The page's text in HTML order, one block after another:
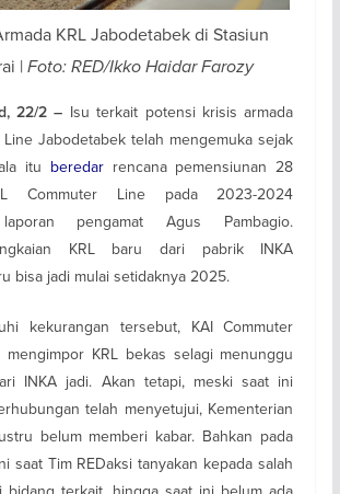
KRL Jabodetabek di Stasiun
| Foto: RED/Ikko Haidar Farozy
22/2 – Isu terkait potensi krisis armada
Line Jabodetabek telah mengemuka sejak
itu beredarrencana pemensiunan 28
Commuter Line pada 2023-2024
pengamat Agus Pambagio.
KRL baru dari pabrik INKA
bisa jadi mulai setidaknya 2025.
kekurangan tersebut, KAI Commuter
mengimpor KRL bekas selagi menunggu
INKA jadi. Akan tetapi, meski saat ini
telah menyetujui, Kementerian
belum memberi kabar. Bahkan pada
saat Tim REDaksi tanyakan kepada salah